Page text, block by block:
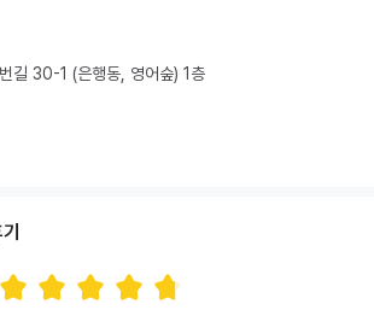
길 30-1 (은행동, 영어숲) 1층